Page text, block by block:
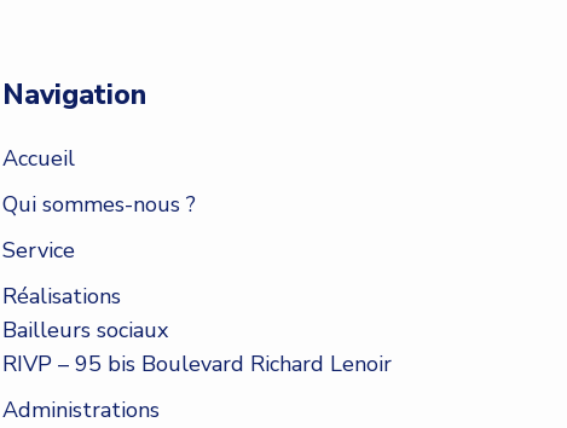
Navigation
Accueil
Qui sommes-nous ?
Service
Réalisations
Bailleurs sociaux
RIVP – 95 bis Boulevard Richard Lenoir
Administrations